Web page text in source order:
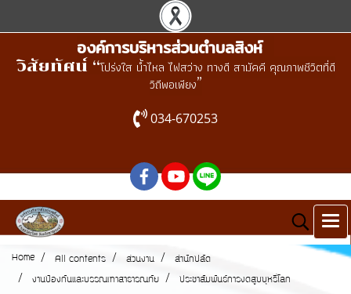
องค์การบริหารส่วนตำบลสิงห์
วิสัยทัศน์ “โปร่งใส น้ำไหล ไฟสว่าง ทางดี สามัคคี คุณภาพชีวิตที่ดี
วิถีพอเพียง”
034-670253
Home All contents ส่วนงาน สำนักปลัด
งานป้องกันและบรรณเทาสาธารณภัย ประชาสัมพันธ์การงดสูบบุหรี่โลก